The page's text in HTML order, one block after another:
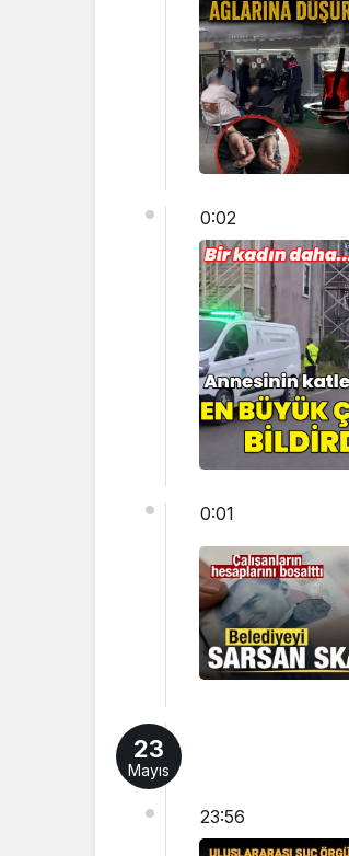
0:02
0:01
23
Mayıs
23:56